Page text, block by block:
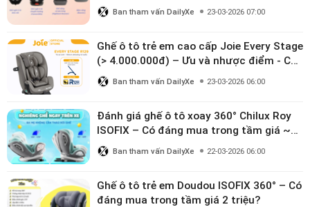
Ban tham vấn DailyXe 23-03-2026 07:00
Ghế ô tô trẻ em cao cấp Joie Every Stage
(> 4.000.000đ) – Ưu và nhược điểm - Có
đáng đầu tư cho bé từ 0–12 tuổi?
Ban tham vấn DailyXe 23-03-2026 06:00
Đánh giá ghế ô tô xoay 360° Chilux Roy
ISOFIX – Có đáng mua trong tầm giá ~3
triệu
Ban tham vấn DailyXe 22-03-2026 06:00
Ghế ô tô trẻ em Doudou ISOFIX 360° – Có
đáng mua trong tầm giá 2 triệu?